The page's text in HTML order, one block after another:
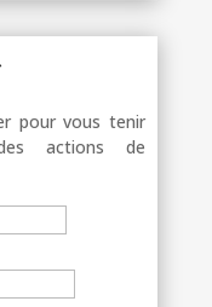
pour vous tenir
actions de